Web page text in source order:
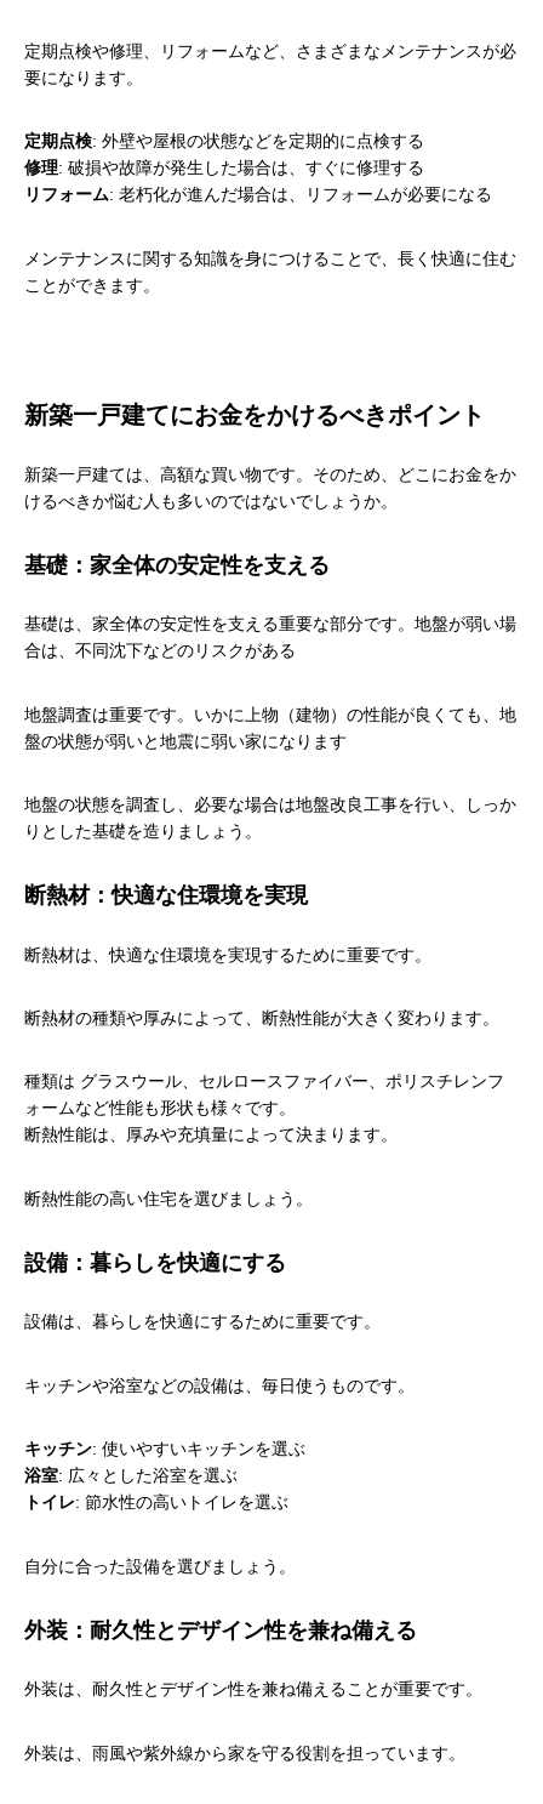
定期点検や修理、リフォームなど、さまざまなメンテナンスが必
要になります。
定期点検: 外壁や屋根の状態などを定期的に点検する
修理: 破損や故障が発生した場合は、すぐに修理する
リフォーム: 老朽化が進んだ場合は、リフォームが必要になる
メンテナンスに関する知識を身につけることで、長く快適に住む
ことができます。
新築一戸建てにお金をかけるべきポイント
新築一戸建ては、高額な買い物です。そのため、どこにお金をか
けるべきか悩む人も多いのではないでしょうか。
基礎：家全体の安定性を支える
基礎は、家全体の安定性を支える重要な部分です。地盤が弱い場
合は、不同沈下などのリスクがある
地盤調査は重要です。いかに上物（建物）の性能が良くても、地
盤の状態が弱いと地震に弱い家になります
地盤の状態を調査し、必要な場合は地盤改良工事を行い、しっか
りとした基礎を造りましょう。
断熱材：快適な住環境を実現
断熱材は、快適な住環境を実現するために重要です。
断熱材の種類や厚みによって、断熱性能が大きく変わります。
種類は グラスウール、セルロースファイバー、ポリスチレンフ
ォームなど性能も形状も様々です。
断熱性能は、厚みや充填量によって決まります。
断熱性能の高い住宅を選びましょう。
設備：暮らしを快適にする
設備は、暮らしを快適にするために重要です。
キッチンや浴室などの設備は、毎日使うものです。
キッチン: 使いやすいキッチンを選ぶ
浴室: 広々とした浴室を選ぶ
トイレ: 節水性の高いトイレを選ぶ
自分に合った設備を選びましょう。
外装：耐久性とデザイン性を兼ね備える
外装は、耐久性とデザイン性を兼ね備えることが重要です。
外装は、雨風や紫外線から家を守る役割を担っています。